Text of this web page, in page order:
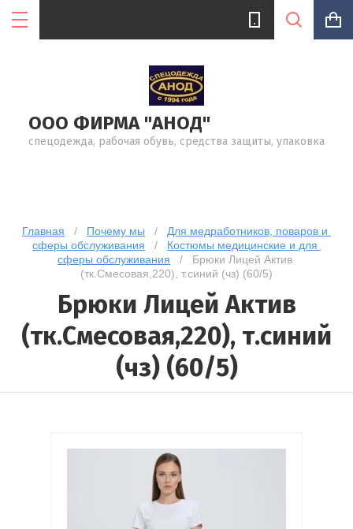
ООО ФИРМА "АНОД"
спецодежда, рабочая обувь, средства защиты, упаковка
Главная
   /
Почему мы
   /
Для медработников, поваров и
сферы обслуживания
   /
Костюмы медицинские и для
сферы обслуживания
   /   Брюки Лицей Актив
(тк.Смесовая,220), т.синий (чз) (60/5)
Брюки Лицей Актив
(тк.Смесовая,220), т.синий
(чз) (60/5)
Цена (руб.):
Артикул:
Текст: